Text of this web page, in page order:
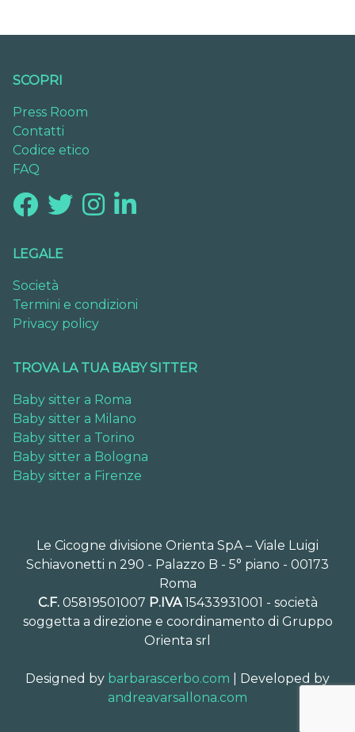
SCOPRI
Press Room
Contatti
Codice etico
FAQ
LEGALE
Società
Termini e condizioni
Privacy policy
TROVA LA TUA BABY SITTER
Baby sitter a Roma
Baby sitter a Milano
Baby sitter a Torino
Baby sitter a Bologna
Baby sitter a Firenze
Le Cicogne divisione Orienta SpA – Viale Luigi
Schiavonetti n 290 - Palazzo B - 5° piano - 00173
Roma
C.F.05819501007 P.IVA15433931001 - società
soggetta a direzione e coordinamento di Gruppo
Orienta srl
Designed by barbarascerbo.com | Developed by
andreavarsallona.com